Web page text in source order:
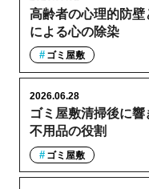
高齢者の心理的防
による心の除染
ゴミ屋敷
ゴミ屋敷清掃後に
不用品の役割
2026.06.28
ゴミ屋敷